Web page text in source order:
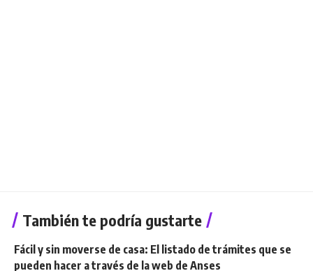
También te podría gustarte
Fácil y sin moverse de casa: El listado de trámites que se
pueden hacer a través de la web de Anses